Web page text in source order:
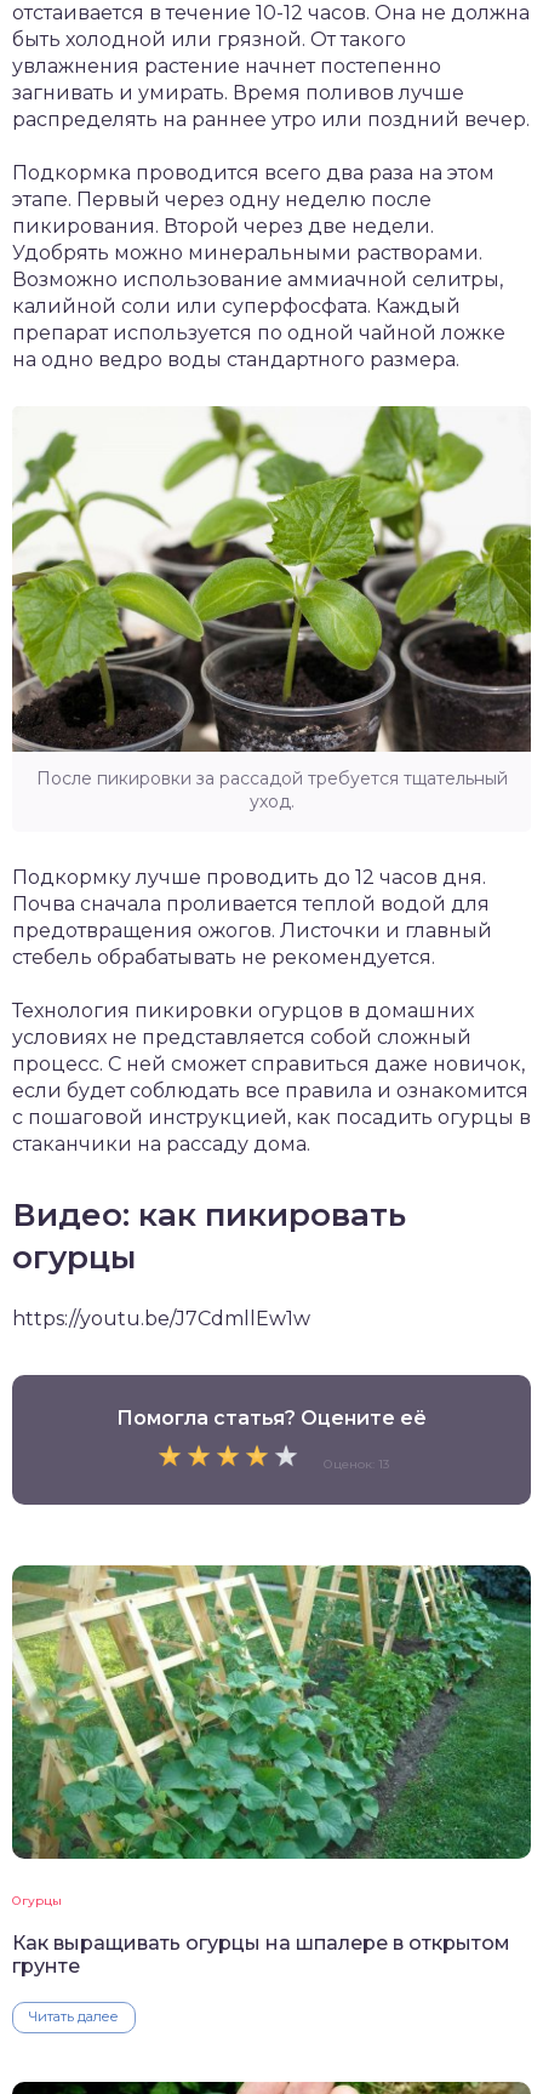
отстаивается в течение 10-12 часов. Она не должна
быть холодной или грязной. От такого
увлажнения растение начнет постепенно
загнивать и умирать. Время поливов лучше
распределять на раннее утро или поздний вечер.
Подкормка проводится всего два раза на этом
этапе. Первый через одну неделю после
пикирования. Второй через две недели.
Удобрять можно минеральными растворами.
Возможно использование аммиачной селитры,
калийной соли или суперфосфата. Каждый
препарат используется по одной чайной ложке
на одно ведро воды стандартного размера.
После пикировки за рассадой требуется тщательный
уход.
Подкормку лучше проводить до 12 часов дня.
Почва сначала проливается теплой водой для
предотвращения ожогов. Листочки и главный
стебель обрабатывать не рекомендуется.
Технология пикировки огурцов в домашних
условиях не представляется собой сложный
процесс. С ней сможет справиться даже новичок,
если будет соблюдать все правила и ознакомится
с пошаговой инструкцией, как посадить огурцы в
стаканчики на рассаду дома.
Видео: как пикировать
огурцы
https://youtu.be/J7CdmllEw1w
Помогла статья? Оцените её
Оценок: 13
Огурцы
Как выращивать огурцы на шпалере в открытом
грунте
Читать далее